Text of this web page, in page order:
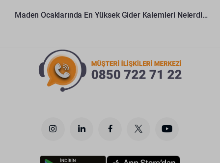
Maden Ocaklarında En Yüksek Gider Kalemleri Nelerdir?